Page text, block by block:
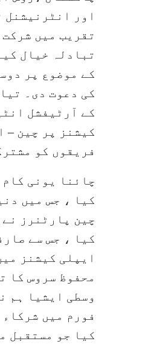
اور انٹرنیشنل
تقریب میں
تبادلہ خیال
کے موضوع پر
کے آرٹیفشل
کیشنز پر چین –
فریقوں کو
چائنا یونی
چین پارٹنرز
کیا ، جس سے
ایپلی کیشنز
محفوظ سروس کا
وسطی ایشیا ہم
فورم میں
کیا جو مستقبل